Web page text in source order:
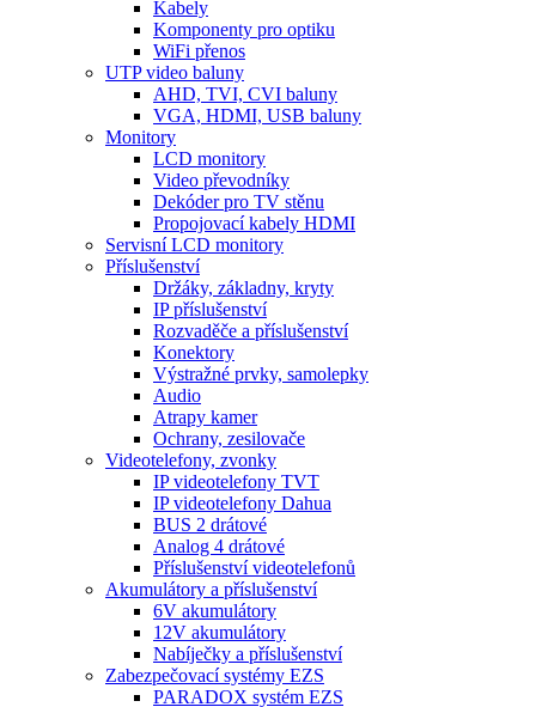
Kabely
Komponenty pro optiku
WiFi přenos
UTP video baluny
AHD, TVI, CVI baluny
VGA, HDMI, USB baluny
Monitory
LCD monitory
Video převodníky
Dekóder pro TV stěnu
Propojovací kabely HDMI
Servisní LCD monitory
Příslušenství
Držáky, základny, kryty
IP příslušenství
Rozvaděče a příslušenství
Konektory
Výstražné prvky, samolepky
Audio
Atrapy kamer
Ochrany, zesilovače
Videotelefony, zvonky
IP videotelefony TVT
IP videotelefony Dahua
BUS 2 drátové
Analog 4 drátové
Příslušenství videotelefonů
Akumulátory a příslušenství
6V akumulátory
12V akumulátory
Nabíječky a příslušenství
Zabezpečovací systémy EZS
PARADOX systém EZS